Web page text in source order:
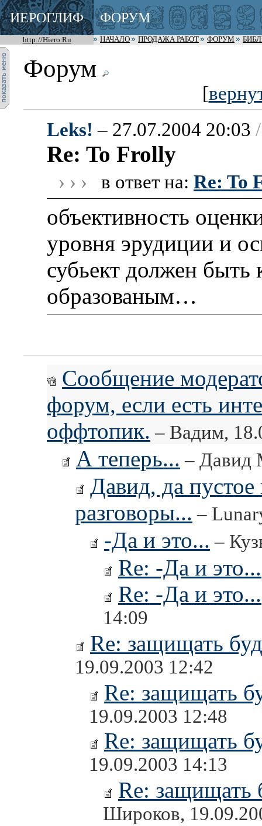
ИЕРОГЛИФ ФОРУМ
http://Hiero.Ru НАЧАЛО ПРОДАЖА РАБОТ ФОРУМ
Форум
[
Leks! – 27.07.2004 20:03
Re: To Frolly
› › › в ответ на: Re: To
объективность
уровня эрудиции и
субьект должен
образованым…
Сообщение
форум, если есть
оффтопик. – Вадим,
А теперь... – Давид
Давид, да пустое
разговоры... –
-Да и это... –
Re: -Да и это...
Re: -Да и это...
14:09
Re: защищать
19.09.2003 12:42
Re: защищать
19.09.2003 12:48
Re: защищать
19.09.2003 14:13
Re: защищать
Широков,